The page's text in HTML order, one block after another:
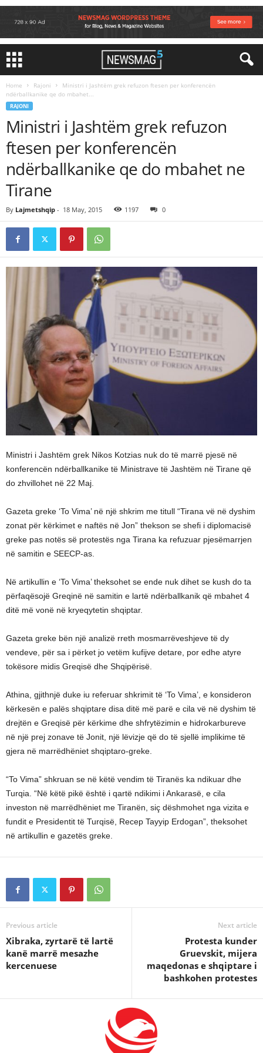
Home Rajoni
Ministri i Jashtëm grek refuzon ftesen per konferencën
ndërballkanike qe do mbahet...
RAJONI
Ministri i Jashtëm grek refuzon
ftesen per konferencën
ndërballkanike qe do mbahet ne
Tirane
By Lajmetshqip - 18 May, 2015 1197 0
Ministri i Jashtëm grek Nikos Kotzias nuk do të marrë pjesë në
konferencën ndërballkanike të Ministrave të Jashtëm në Tirane që
do zhvillohet në 22 Maj.
Gazeta greke ‘To Vima’ në një shkrim me titull “Tirana vë në dyshim
zonat për kërkimet e naftës në Jon” thekson se shefi i diplomacisë
greke pas notës së protestës nga Tirana ka refuzuar pjesëmarrjen
në samitin e SEECP-as.
Në artikullin e ‘To Vima’ theksohet se ende nuk dihet se kush do ta
përfaqësojë Greqinë në samitin e lartë ndërballkanik që mbahet 4
ditë më vonë në kryeqytetin shqiptar.
Gazeta greke bën një analizë rreth mosmarrëveshjeve të dy
vendeve, për sa i përket jo vetëm kufijve detare, por edhe atyre
tokësore midis Greqisë dhe Shqipërisë.
Athina, gjithnjë duke iu referuar shkrimit të ‘To Vima’, e konsideron
kërkesën e palës shqiptare disa ditë më parë e cila vë në dyshim të
drejtën e Greqisë për kërkime dhe shfrytëzimin e hidrokarbureve
në një prej zonave të Jonit, një lëvizje që do të sjellë implikime të
gjera në marrëdhëniet shqiptaro-greke.
“To Vima” shkruan se në këtë vendim të Tiranës ka ndikuar dhe
Turqia. “Në këtë pikë është i qartë ndikimi i Ankarasë, e cila
investon në marrëdhëniet me Tiranën, siç dëshmohet nga vizita e
fundit e Presidentit të Turqisë, Recep Tayyip Erdogan”, theksohet
në artikullin e gazetës greke.
Previous article
Xibraka, zyrtarë të lartë
kanë marrë mesazhe
kercenuese
Next article
Protesta kunder
Gruevskit, mijera
maqedonas e shqiptare i
bashkohen protestes